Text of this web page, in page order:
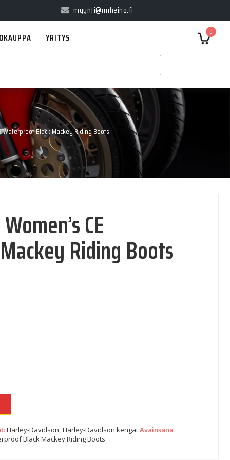
myynti@rmheino.fi
0
YRITYS
Waterproof Black Mackey Riding Boots
CE
Riding Boots
Harley-Davidson ,Harley-Davidson kengätAvainsana
Black Mackey Riding Boots